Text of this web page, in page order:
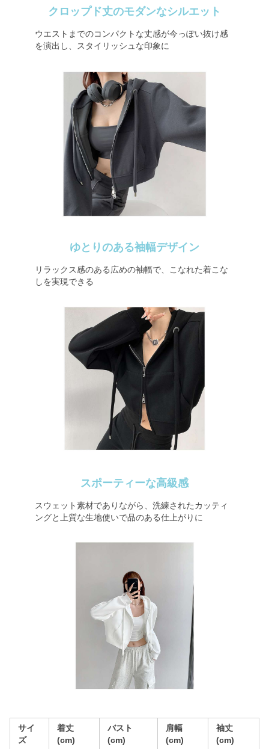
クロップド丈のモダンなシルエット
ウエストまでのコンパクトな丈感が今っぽい抜け感
を演出し、スタイリッシュな印象に
ゆとりのある袖幅デザイン
リラックス感のある広めの袖幅で、こなれた着こな
しを実現できる
スポーティーな高級感
スウェット素材でありながら、洗練されたカッティ
ングと上質な生地使いで品のある仕上がりに
サイ
ズ
着丈
(cm)
バスト
(cm)
肩幅
(cm)
袖丈
(cm)